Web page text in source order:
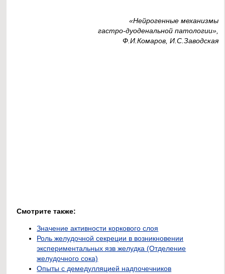
«Нейрогенные механизмы
гастро-дуоденальной патологии»,
Ф.И.Комаров, И.С.Заводская
Смотрите также:
Значение активности коркового слоя
Роль желудочной секреции в возникновении
экспериментальных язв желудка (Отделение
желудочного сока)
Опыты с демедулляцией надпочечников